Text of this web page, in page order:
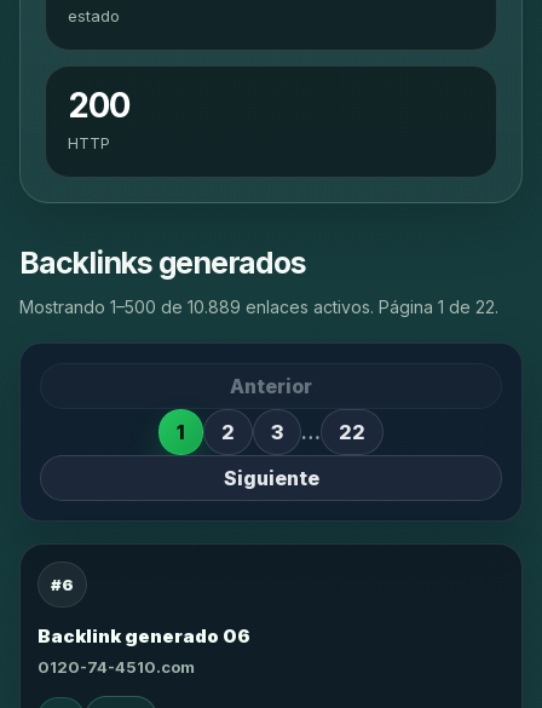
estado
200
HTTP
Backlinks generados
Mostrando 1–500 de 10.889 enlaces activos. Página 1 de 22.
Anterior
1
2 3 …
22
Siguiente
#6
Backlink generado 06
0120-74-4510.com